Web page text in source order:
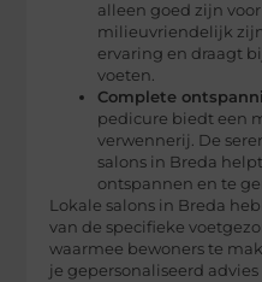
alleen goed zijn
milieuvriendelijk
ervaring en draagt
voeten.
Complete
pedicure biedt een
verwennerij. De
salons in Breda
ontspannen en te
Lokale salons in Breda
van de specifieke
waarmee bewoners te
je gepersonaliseerd